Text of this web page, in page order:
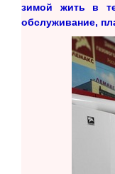
зимой жить в
обслуживание,